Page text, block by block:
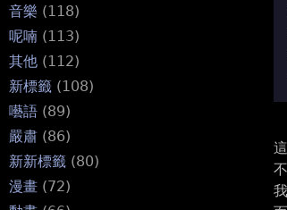
音樂 (118)
呢喃 (113)
其他 (112)
新標籤 (108)
囈語 (89)
嚴肅 (86)
新新標籤 (80)
漫畫 (72)